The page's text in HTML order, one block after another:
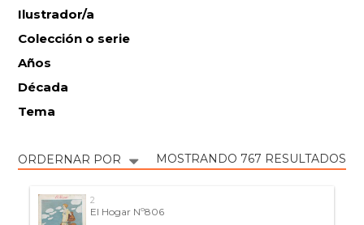
Ilustrador/a
Colección o serie
Años
Década
Tema
ORDERNAR POR MOSTRANDO 767 RESULTADOS
2
El Hogar Nº806